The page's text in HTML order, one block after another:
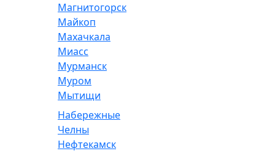
Магнитогорск
Майкоп
Махачкала
Миасс
Мурманск
Муром
Мытищи
Набережные
Челны
Нефтекамск